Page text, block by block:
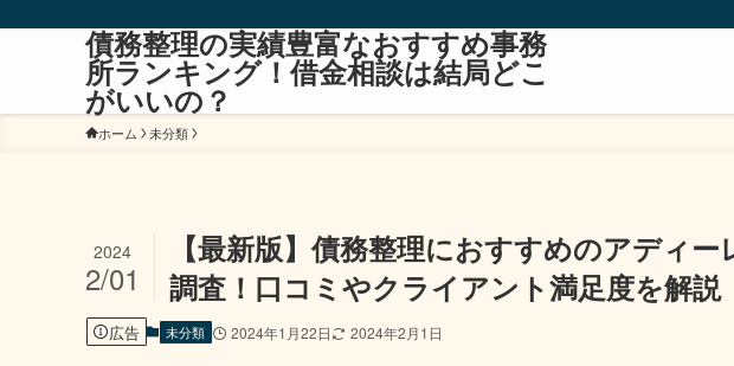
債務整理の実績豊富なおすすめ事務
所ランキング！借金相談は結局どこ
がいいの？
ホーム 未分類
【最新版】債務整理におすすめのアディ
調査！口コミやクライアント満足度を解説
2024
2/01
広告 未分類 2024年1月22日 2024年2月1日